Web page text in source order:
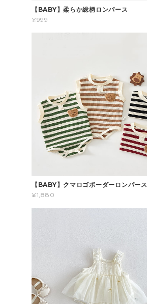
【BABY】柔らか総柄ロンパース
¥999
【BABY】クマロゴボーダーロンパース
¥1,880